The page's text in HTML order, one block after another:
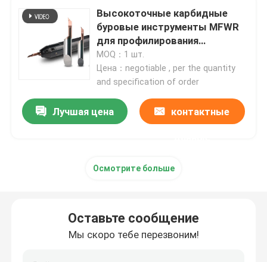
Карбид калибруя вставку
Компоненты прессформы пунша
Борштанги с резцами карбида
Карбид продевая нитку вставки
Высокоточные карбидные
буровые инструменты MFWR
для профилирования
внутренних сферических и
конечных поверхностей
MOQ：1 шт.
Цена：negotiable , per the quantity
and specification of order
Лучшая цена контактные
Осмотрите больше
Оставьте сообщение
Мы скоро тебе перезвоним!